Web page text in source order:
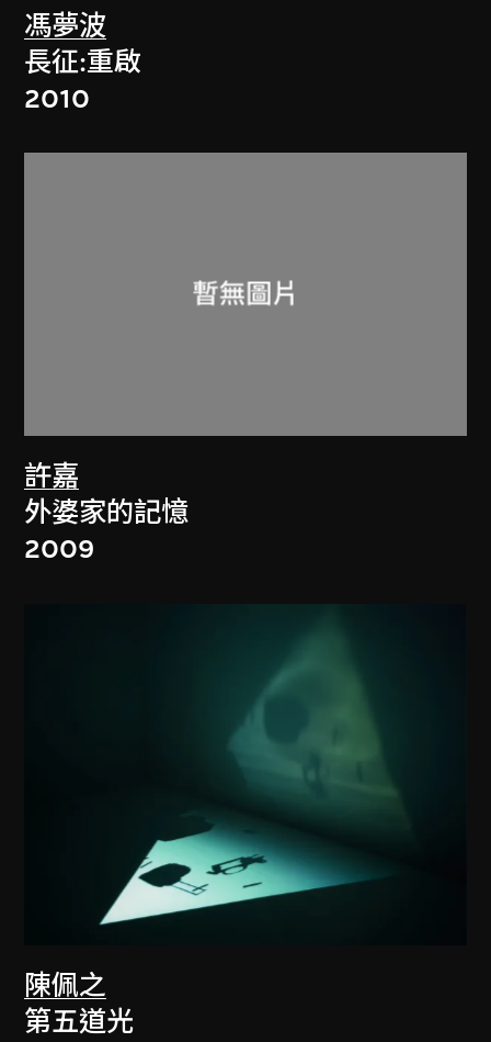
馮夢波
長征:重啟
2010
許嘉
外婆家的記憶
2009
陳佩之
第五道光